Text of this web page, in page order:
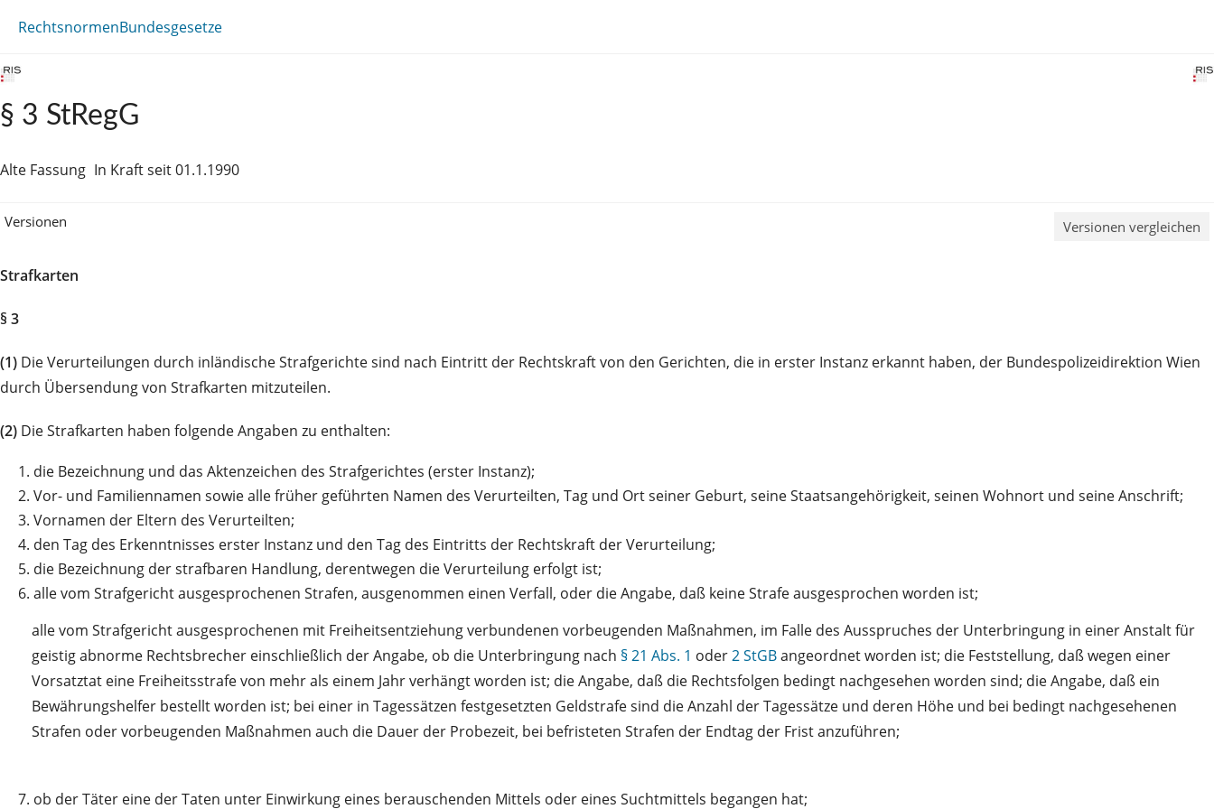
RechtsnormenBundesgesetze
§ 3 StRegG
Alte Fassung In Kraft seit 01.1.1990
Versionen Versionen vergleichen
Strafkarten
§ 3
(1) Die Verurteilungen durch inländische Strafgerichte sind nach Eintritt der Rechtskraft von den Gerichten, die in erster Instanz erkannt haben, der Bundespolizeidirektion Wien
durch Übersendung von Strafkarten mitzuteilen.
(2) Die Strafkarten haben folgende Angaben zu enthalten:
1. die Bezeichnung und das Aktenzeichen des Strafgerichtes (erster Instanz);
2. Vor- und Familiennamen sowie alle früher geführten Namen des Verurteilten, Tag und Ort seiner Geburt, seine Staatsangehörigkeit, seinen Wohnort und seine Anschrift;
3. Vornamen der Eltern des Verurteilten;
4. den Tag des Erkenntnisses erster Instanz und den Tag des Eintritts der Rechtskraft der Verurteilung;
5. die Bezeichnung der strafbaren Handlung, derentwegen die Verurteilung erfolgt ist;
6. alle vom Strafgericht ausgesprochenen Strafen, ausgenommen einen Verfall, oder die Angabe, daß keine Strafe ausgesprochen worden ist;
alle vom Strafgericht ausgesprochenen mit Freiheitsentziehung verbundenen vorbeugenden Maßnahmen, im Falle des Ausspruches der Unterbringung in einer Anstalt für
geistig abnorme Rechtsbrecher einschließlich der Angabe, ob die Unterbringung nach § 21 Abs. 1 oder2 StGBangeordnet worden ist; die Feststellung, daß wegen einer
Vorsatztat eine Freiheitsstrafe von mehr als einem Jahr verhängt worden ist; die Angabe, daß die Rechtsfolgen bedingt nachgesehen worden sind; die Angabe, daß ein
Bewährungshelfer bestellt worden ist; bei einer in Tagessätzen festgesetzten Geldstrafe sind die Anzahl der Tagessätze und deren Höhe und bei bedingt nachgesehenen
Strafen oder vorbeugenden Maßnahmen auch die Dauer der Probezeit, bei befristeten Strafen der Endtag der Frist anzuführen;
7. ob der Täter eine der Taten unter Einwirkung eines berauschenden Mittels oder eines Suchtmittels begangen hat;